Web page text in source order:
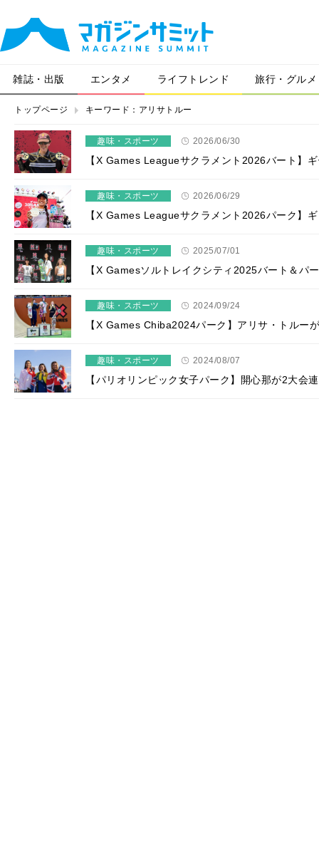
雑誌・出版 エンタメ ライフトレンド 旅行・グルメ
トップページ キーワード：アリサトルー
趣味・スポーツ 2026/06/30
【X Games Leagueサクラメント2026バート】
趣味・スポーツ 2026/06/29
【X Games Leagueサクラメント2026パーク】
趣味・スポーツ 2025/07/01
【X Gamesソルトレイクシティ2025バート＆
趣味・スポーツ 2024/09/24
【X Games Chiba2024パーク】アリサ・トルー
趣味・スポーツ 2024/08/07
【パリオリンピック女子パーク】開心那が2大